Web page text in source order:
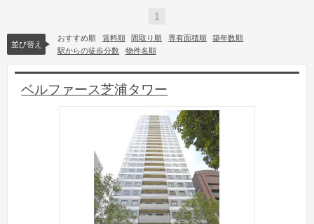
1
並び替え
おすすめ順 賃料順 間取り順 専有面積順
築年数順
駅からの徒歩分数
物件名順
ベルファース芝浦タワー